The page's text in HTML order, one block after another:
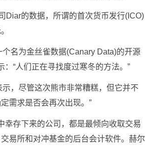
Diar的数据，所谓的首次货币发行(ICO)
名为金丝雀数据(Canary Data)的开源
“人们正在寻找度过寒冬的方法。”
，尽管这次熊市非常糟糕，但它并不
需求是否会再次出现。”
幸存下来的公司，都是最倾向收取交易
易所和对冲基金的后台会计软件。赫尔